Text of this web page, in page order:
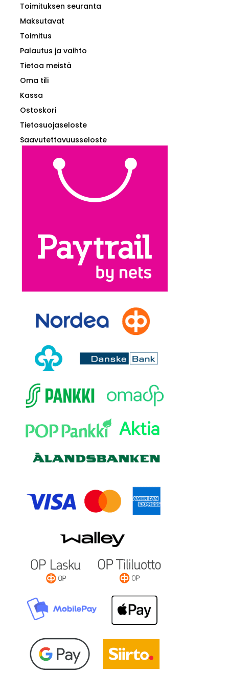
Toimituksen seuranta
Maksutavat
Toimitus
Palautus ja vaihto
Tietoa meistä
Oma tili
Kassa
Ostoskori
Tietosuojaseloste
Saavutettavuusseloste